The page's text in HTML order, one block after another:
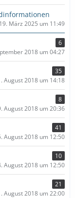
19. März 2025 um 11:49
6
2018 um 04:27
35
August 2018 um 14:18
8
August 2018 um 20:36
41
August 2018 um 12:50
10
August 2018 um 12:50
21
August 2018 um 22:00